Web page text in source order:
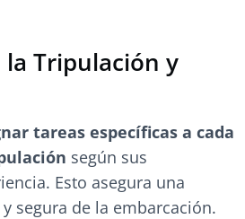
la Tripulación y
tareas específicas a cada
según sus
Esto asegura una
segura de la embarcación.